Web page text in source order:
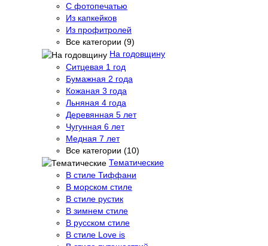
С фотопечатью
Из капкейков
Из профитролей
Все категории (9)
На годовщину
Ситцевая 1 год
Бумажная 2 года
Кожаная 3 года
Льняная 4 года
Деревянная 5 лет
Чугунная 6 лет
Медная 7 лет
Все категории (10)
Тематические
В стиле Тиффани
В морском стиле
В стиле рустик
В зимнем стиле
В русском стиле
В стиле Love is